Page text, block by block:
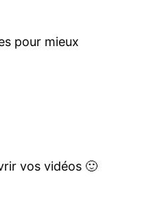
pour mieux
vos vidéos 🙂